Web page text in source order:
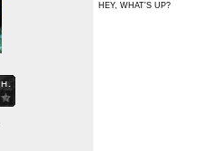
HEY, WHAT'S UP?